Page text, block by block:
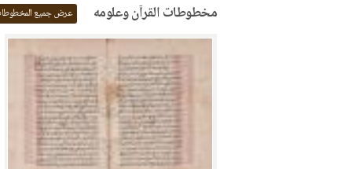
مخطوطات القرآن وعلومه عرض جميع